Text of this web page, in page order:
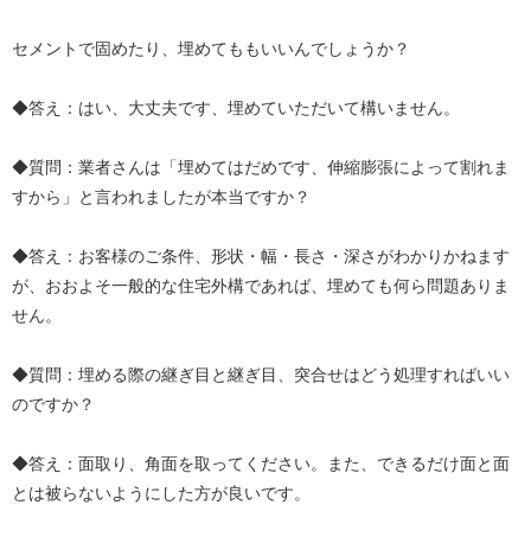
セメントで固めたり、埋めてももいいんでしょうか？
◆答え：はい、大丈夫です、埋めていただいて構いません。
◆質問：業者さんは「埋めてはだめです、伸縮膨張によって割れま
すから」と言われましたが本当ですか？
◆答え：お客様のご条件、形状・幅・長さ・深さがわかりかねます
が、おおよそ一般的な住宅外構であれば、埋めても何ら問題ありま
せん。
◆質問：埋める際の継ぎ目と継ぎ目、突合せはどう処理すればいい
のですか？
◆答え：面取り、角面を取ってください。また、できるだけ面と面
とは被らないようにした方が良いです。